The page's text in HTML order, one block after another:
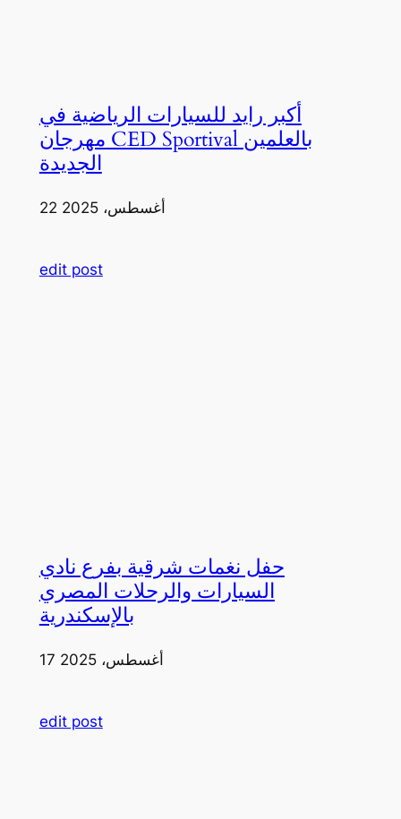
أكبر رايد للسيارات الرياضية في
مهرجان CED Sportival بالعلمين
الجديدة
22 أغسطس، 2025
edit post
حفل نغمات شرقية بفرع نادي
السيارات والرحلات المصري
بالإسكندرية
17 أغسطس، 2025
edit post